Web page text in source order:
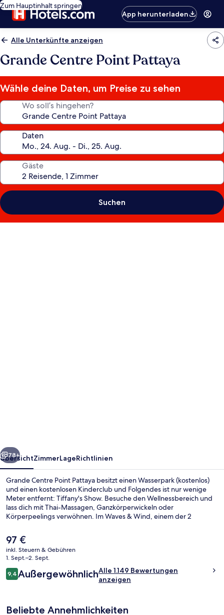
Zum Hauptinhalt springen
App herunterladen
Alle Unterkünfte anzeigen
Grande Centre Point Pattaya
Wähle deine Daten, um Preise zu sehen
Wo soll’s hingehen?
Daten
Gäste
Suchen
Weiter
78+
ÜbersichtZimmerLageRichtlinien
Grande Centre Point Pattaya besitzt einen Wasserpark (kostenlos)
und einen kostenlosen Kinderclub und Folgendes ist nur wenige
Meter entfernt: Tiffany's Show. Besuche den Wellnessbereich und
lass dich mit Thai-Massagen, Ganzkörperwickeln oder
Körperpeelings verwöhnen. Im Waves & Wind, einem der 2
internationale Küche serviert. Weitere Highlights wie ein
Außenpool, eine Poolbar und Fitnessmöglichkeiten sprechen für
dieses Hotel im luxuriösen Stil. Das hilfsbereite Personal und der
allgemeine Zustand erhalten tolle Bewertungen von anderen
Reisenden.
Der
aktuelle
Preis
97 €.
97 €
inkl. Steuern & Gebühren
1. Sept.–2. Sept.
Bewertungen
9,49,4 von 10.
AußergewöhnlichAlle 1.149 Bewertungen
anzeigen
Beliebte Annehmlichkeiten